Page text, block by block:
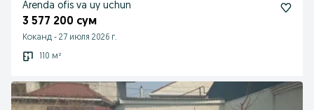
Arenda ofis va uy uchun
3 577 200 сум
Коканд - 27 июля 2026 г.
110 м²